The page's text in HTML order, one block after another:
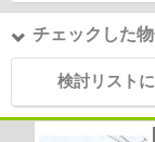
チェックした
検討リスト